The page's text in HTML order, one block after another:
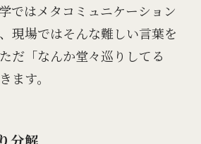
ではメタコミュニケーション
現場ではそんな難しい言葉を
だ「なんか堂々巡りしてる
ます。